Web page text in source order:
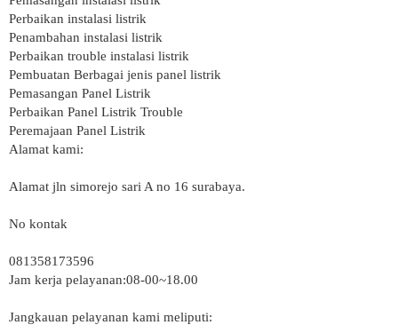
Perbaikan instalasi listrik
Penambahan instalasi listrik
Perbaikan trouble instalasi listrik
Pembuatan Berbagai jenis panel listrik
Pemasangan Panel Listrik
Perbaikan Panel Listrik Trouble
Peremajaan Panel Listrik
Alamat kami:
Alamat jln simorejo sari A no 16 surabaya.
No kontak
081358173596
Jam kerja pelayanan:08-00~18.00
Jangkauan pelayanan kami meliputi: